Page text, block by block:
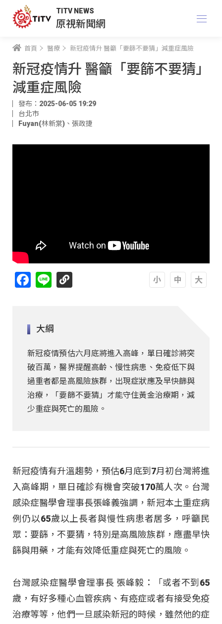
TITV NEWS
原視新聞網
首頁 醫療 新冠疫情升 醫籲「要篩不要猜」減重症風險
新冠疫情升 醫籲「要篩不要猜」
減重症風險
發布：2025-06-05 19:29
台北市
Fuyan(林新棠) 、 張政捷
Facebook
Line
大綱
新冠疫情預估六月底將進入高峰，單日確診將突
破百萬，醫界提醒高齡、慢性病患、免疫低下與
過重者都是高風險族群，出現症狀應及早快篩與
治療，「要篩不要猜」才能守住黃金治療期，減
少重症與死亡的風險。
新冠疫情有升溫趨勢，預估6月底到7月初台灣將進
入高峰期，單日確診有機會突破170萬人次。台灣
感染症醫學會理事長張峰義強調，新冠本土重症病
例仍以65歲以上長者與慢性病患者居多，呼籲民
眾：要篩，不要猜，特別是高風險族群，應盡早快
篩與用藥，才能有效降低重症與死亡的風險。
台灣感染症醫學會理事長 張峰毅：「或者不到65
歲，有好多種心血管疾病、有癌症或者有接受免疫
治療等等，他們一旦感染新冠的時候，雖然他的症